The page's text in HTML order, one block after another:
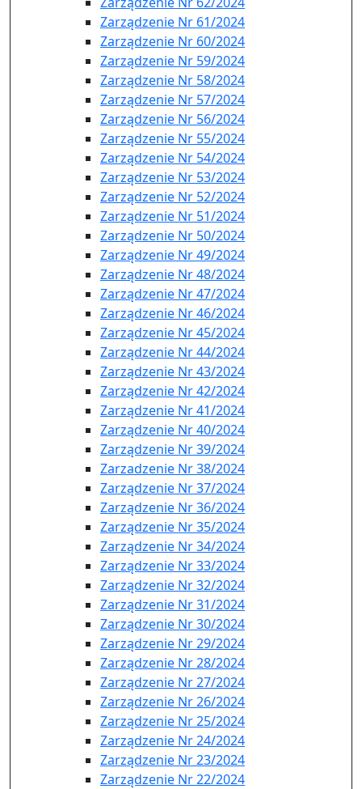
Zarządzenie Nr 61/2024
Zarządzenie Nr 60/2024
Zarządzenie Nr 59/2024
Zarządzenie Nr 58/2024
Zarządzenie Nr 57/2024
Zarządzenie Nr 56/2024
Zarządzenie Nr 55/2024
Zarządzenie Nr 54/2024
Zarządzenie Nr 53/2024
Zarządzenie Nr 52/2024
Zarządzenie Nr 51/2024
Zarządzenie Nr 50/2024
Zarządzenie Nr 49/2024
Zarządzenie Nr 48/2024
Zarządzenie Nr 47/2024
Zarządzenie Nr 46/2024
Zarządzenie Nr 45/2024
Zarządzenie Nr 44/2024
Zarządzenie Nr 43/2024
Zarządzenie Nr 42/2024
Zarządzenie Nr 41/2024
Zarządzenie Nr 40/2024
Zarządzenie Nr 39/2024
Zarzadzenie Nr 38/2024
Zarządzenie Nr 37/2024
Zarządzenie Nr 36/2024
Zarządzenie Nr 35/2024
Zarządzenie Nr 34/2024
Zarządzenie Nr 33/2024
Zarządzenie Nr 32/2024
Zarządzenie Nr 31/2024
Zarządzenie Nr 30/2024
Zarządzenie Nr 29/2024
Zarządzenie Nr 28/2024
Zarządzenie Nr 27/2024
Zarządzenie Nr 26/2024
Zarządzenie Nr 25/2024
Zarządzenie Nr 24/2024
Zarządzenie Nr 23/2024
Zarządzenie Nr 22/2024